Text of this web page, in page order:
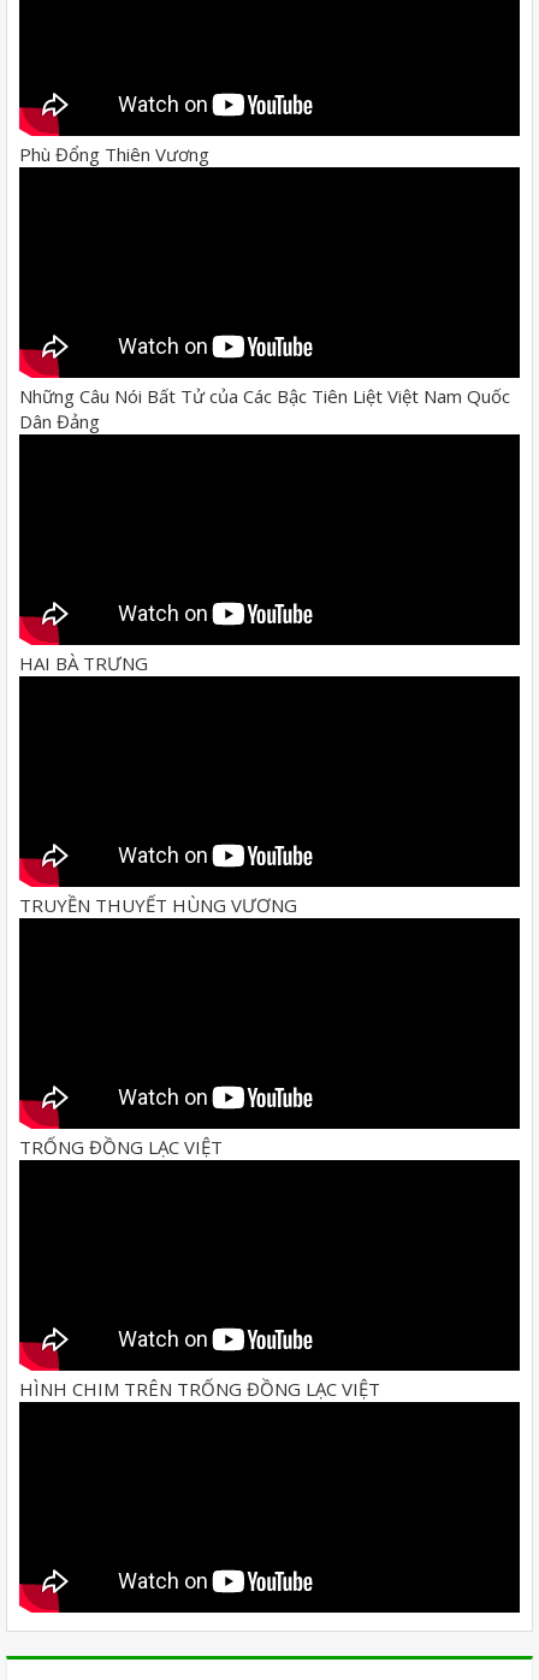
Phù Đổng Thiên Vương
Những Câu Nói Bất Tử của Các Bậc Tiên Liệt Việt Nam Quốc
Dân Đảng
HAI BÀ TRƯNG
TRUYỀN THUYẾT HÙNG VƯƠNG
TRỐNG ĐỒNG LẠC VIỆT
HÌNH CHIM TRÊN TRỐNG ĐỒNG LẠC VIỆT